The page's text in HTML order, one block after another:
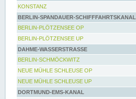
KONSTANZ
BERLIN-SPANDAUER-SCHIFFFAHRTSKANAL
BERLIN-PLÖTZENSEE OP
BERLIN-PLÖTZENSEE UP
DAHME-WASSERSTRASSE
BERLIN-SCHMÖCKWITZ
NEUE MÜHLE SCHLEUSE OP
NEUE MÜHLE SCHLEUSE UP
DORTMUND-EMS-KANAL